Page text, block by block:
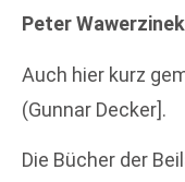
Peter Wawerzinek
Auch hier kurz
(Gunnar Decker].
Die Bücher der